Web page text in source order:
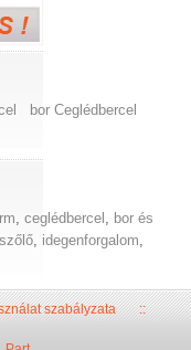
bor Ceglédbercel
,ceglédbercel
bor és
szőlő idegenforgalom
szabályzata::